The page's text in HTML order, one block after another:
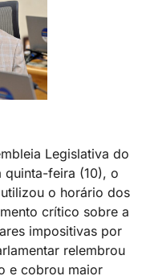
Legislativa do
quinta-feira (10), o
o horário dos
crítico sobre a
impositivas por
relembrou
e cobrou maior